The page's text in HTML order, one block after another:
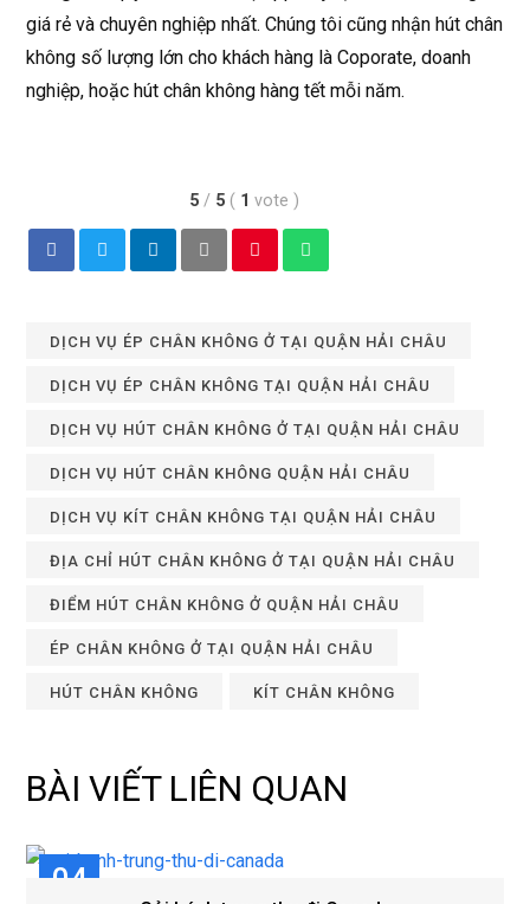
giá rẻ và chuyên nghiệp nhất. Chúng tôi cũng nhận hút chân
không số lượng lớn cho khách hàng là Coporate, doanh
nghiệp, hoặc hút chân không hàng tết mỗi năm.
5 / 5 ( 1 vote )
DỊCH VỤ ÉP CHÂN KHÔNG Ở TẠI QUẬN HẢI CHÂU
DỊCH VỤ ÉP CHÂN KHÔNG TẠI QUẬN HẢI CHÂU
DỊCH VỤ HÚT CHÂN KHÔNG Ở TẠI QUẬN HẢI CHÂU
DỊCH VỤ HÚT CHÂN KHÔNG QUẬN HẢI CHÂU
DỊCH VỤ KÍT CHÂN KHÔNG TẠI QUẬN HẢI CHÂU
ĐỊA CHỈ HÚT CHÂN KHÔNG Ở TẠI QUẬN HẢI CHÂU
ĐIỂM HÚT CHÂN KHÔNG Ở QUẬN HẢI CHÂU
ÉP CHÂN KHÔNG Ở TẠI QUẬN HẢI CHÂU
HÚT CHÂN KHÔNG KÍT CHÂN KHÔNG
BÀI VIẾT LIÊN QUAN
04